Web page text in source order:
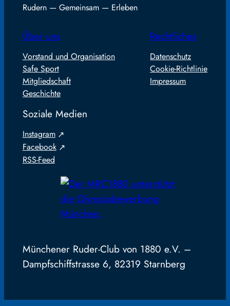
Rudern — Gemeinsam — Erleben
Über uns
Vorstand und Organisation
Safe Sport
Mitgliedschaft
Geschichte
Rechtliches
Datenschutz
Cookie-Richtlinie
Impressum
Soziale Medien
Instagram
Facebook
RSS-Feed
Münchener Ruder-Club von 1880 e.V. –
Dampfschiffstrasse 6, 82319 Starnberg